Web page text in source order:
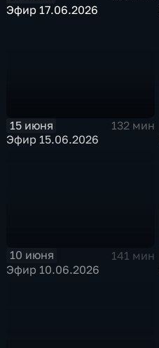
Эфир 17.06.2026
15 июня
132 мин
Эфир 15.06.2026
10 июня
141 мин
Эфир 10.06.2026